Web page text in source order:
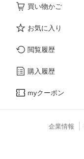
買い物かご
お気に入り
閲覧履歴
購入履歴
myクーポン
企業情報